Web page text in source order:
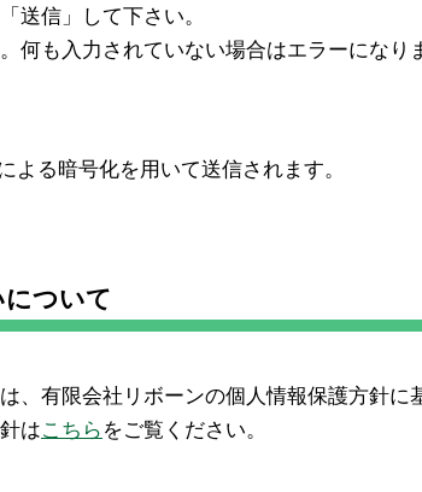
送信」して下さい。
何も入力されていない場合はエラーになり
よる暗号化を用いて送信されます。
ついて
、有限会社リボーンの個人情報保護方針
はこちら をご覧ください。